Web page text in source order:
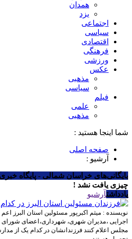
همدان
یزد
اجتماعی
سیاسی
اقتصادی
فرهنگی
ورزشی
عکس
مذهبی
سیاسی
فیلم
علمی
مذهبی
شما اینجا هستید :
صفحه اصلی
آرشیو :
بایگانی‌های خراسان شمالی - پایگاه خبری
چیزی یافت نشد !
یادداشتآرشیو
نویسنده : میثم اکبرپور مسئولین استان البرز
اجرایی ،مدیران شهری، شهرداری،اعضای شورای
مجلس اعلام کنند فرزندانشان در کدام یک از